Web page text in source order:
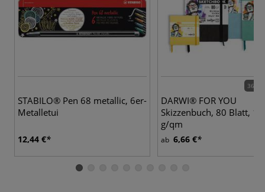
STABILO® Pen 68 metallic, 6er-
Metalletui
12,44 €
36
DARWI® FOR YOU
Skizzenbuch, 80 Blatt,
g/qm
ab 6,66 €